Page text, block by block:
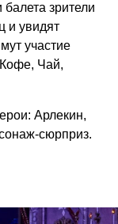
зрители
и увидят
участие
Чай,
Арлекин,
сюрприз.